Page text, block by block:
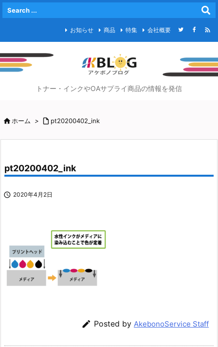
お知らせ 商品 特集 会社概要 
トナー・インクやOAサプライ商品の情報を発信
ホーム >  pt20200402_ink
pt20200402_ink
 2020年4月2日
 Posted by AkebonoService Staff